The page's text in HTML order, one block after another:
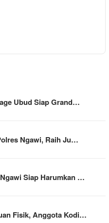
Ubud Siap Grand…
Ngawi, Raih Ju…
Siap Harumkan …
Fisik, Anggota Kodi…